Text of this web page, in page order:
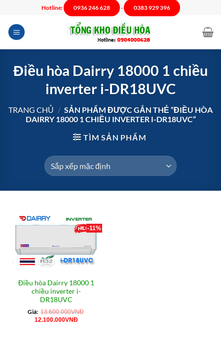
nội
dung
Hotline: 0936 246 628 - 0383 929 396
Điều hòa Dairry 18000 1 chiều
inverter i-DR18UVC
TRANG CHỦ / SẢN PHẨM ĐƯỢC GẮN THẺ “ĐIỀU HÒA
DAIRRY 18000 1 CHIỀU INVERTER I-DR18UVC”
TÌM SẢN PHẨM
-11%
Điều hòa Dairry 18000 1
chiều inverter i-
DR18UVC
Giá: 13.600.000VNĐ
Giá
12.100.000VNĐGiá